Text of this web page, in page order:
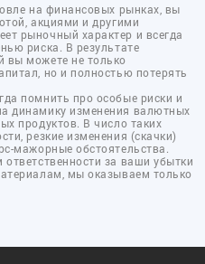
на финансовых рынках, вы
акциями и другими
рыночный характер и всегда
риска. В результате
вы можете не только
но и полностью потерять
помнить про особые риски и
динамику изменения валютных
продуктов. В число таких
резкие изменения (скачки)
мажорные обстоятельства.
за ваши убытки
мы оказываем только